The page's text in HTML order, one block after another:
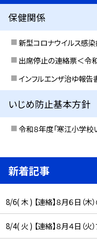
保健関係
新型コロナウイルス感染
出席停止の連絡票＜令
インフルエンザ治ゆ報告
いじめ防止基本方針
令和８年度「寒江小学校
新着記事
8/6( 木 ) 【連絡】８月６日（
8/4( 火 ) 【連絡】８月４日（